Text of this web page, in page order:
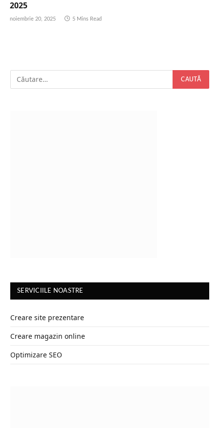
2025
noiembrie 20, 2025 5 Mins Read
SERVICIILE NOASTRE
Creare site prezentare
Creare magazin online
Optimizare SEO